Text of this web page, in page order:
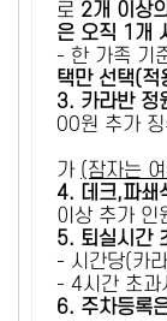
로 2개 이상
은 오직 1개
- 한 가족 기
택만 선택(적
3. 카라반 정
00원 추가
가 (잠자는
4. 데크,파쇄
이상 추가 인
5. 퇴실시간
- 시간당(카
- 4시간 초과
6. 주차등록